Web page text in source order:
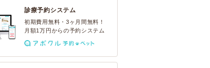
診療予約システム
初期費用無料・3ヶ月間無料！
月額1万円からの予約システム